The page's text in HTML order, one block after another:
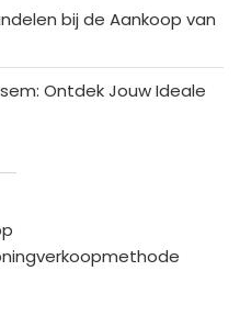
bij de Aankoop van
Ontdek Jouw Ideale